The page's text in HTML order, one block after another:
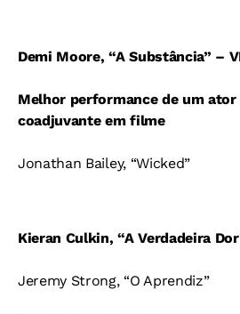
Demi Moore, “A Substância” –
Melhor performance de um ator
coadjuvante em filme
Jonathan Bailey, “Wicked”
Kieran Culkin, “A Verdadeira
Jeremy Strong, “O Aprendiz”